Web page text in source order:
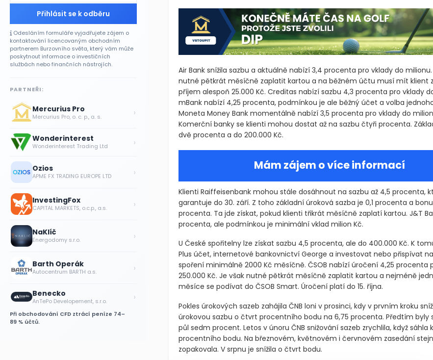
Air Bank snížila sazbu a aktuálně nabízí 3,4 procenta pro vklady do
nutné pětkrát měsíčně zaplatit kartou a na běžném účtu musí mít klient
příjem alespoň 25.000 Kč. Creditas nabízí sazbu 4,3 procenta pro vklady
mBank nabízí 4,25 procenta, podmínkou je ale běžný účet a volba jednoho
Moneta Money Bank momentálně nabízí 3,5 procenta pro vklady do
Komerční banky se klienti mohou dostat až na sazbu čtyři procenta.
dvě procenta a do 200.000 Kč.
Mám zájem o více informací
Klienti Raiffeisenbank mohou stále dosáhnout na sazbu až 4,5 procenta,
garantuje do 30. září. Z toho základní úroková sazba je 0,1 procenta a
procenta. Ta jde získat, pokud klienti třikrát měsíčně zaplatí kartou. J&T
procenta, ale podmínkou je minimální vklad milion Kč.
U České spořitelny lze získat sazbu 4,5 procenta, ale do 400.000 Kč. K
Plus účet, internetové bankovnictví George a investovat nebo přispívat
spoření minimálně 2000 Kč měsíčně. ČSOB nabízí úročení 4,25 procenta
250.000 Kč. Je však nutné pětkrát měsíčně zaplatit kartou a nejméně
měsíce se podívat do ČSOB Smart. Úročení platí do 15. října.
Pokles úrokových sazeb zahájila ČNB loni v prosinci, kdy v prvním kroku
úrokovou sazbu o čtvrt procentního bodu na 6,75 procenta. Předtím byly
půl sedm procent. Letos v únoru ČNB snižování sazeb zrychlila, když sáhla
procentního bodu. Na březnovém, květnovém i červnovém zasedání
zopakovala. V srpnu je snížila o čtvrt bodu.
Přihlásit se k odběru
Odesláním formuláře vyjadřujete zájem o
kontaktování licencovaným obchodním
partnerem Burzovního světa, který vám může
poskytnout informace o investičních
službách nebo finančních nástrojích.
PARTNEŘI:
Mercurius Pro
Mercurius Pro, o. c. p., a. s. ›
Wonderinterest
Wonderinterest Trading Ltd ›
Ozios
APME FX TRADING EUROPE LTD ›
InvestingFox
CAPITAL MARKETS, o.c.p., a.s. ›
NaKlíč
Energodomy s.r.o. ›
Barth Operák
Autocentrum BARTH a.s. ›
Benecko
AnTePo Developement, s.r.o. ›
Při obchodování CFD ztrácí peníze 74–
89 % účtů.